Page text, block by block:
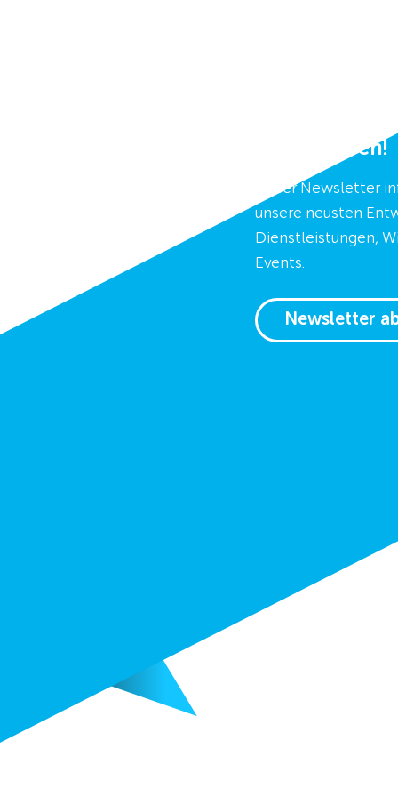
Dran bleiben!
Unser Newsletter
unsere neusten
Dienstleistungen,
Events.
Newsletter